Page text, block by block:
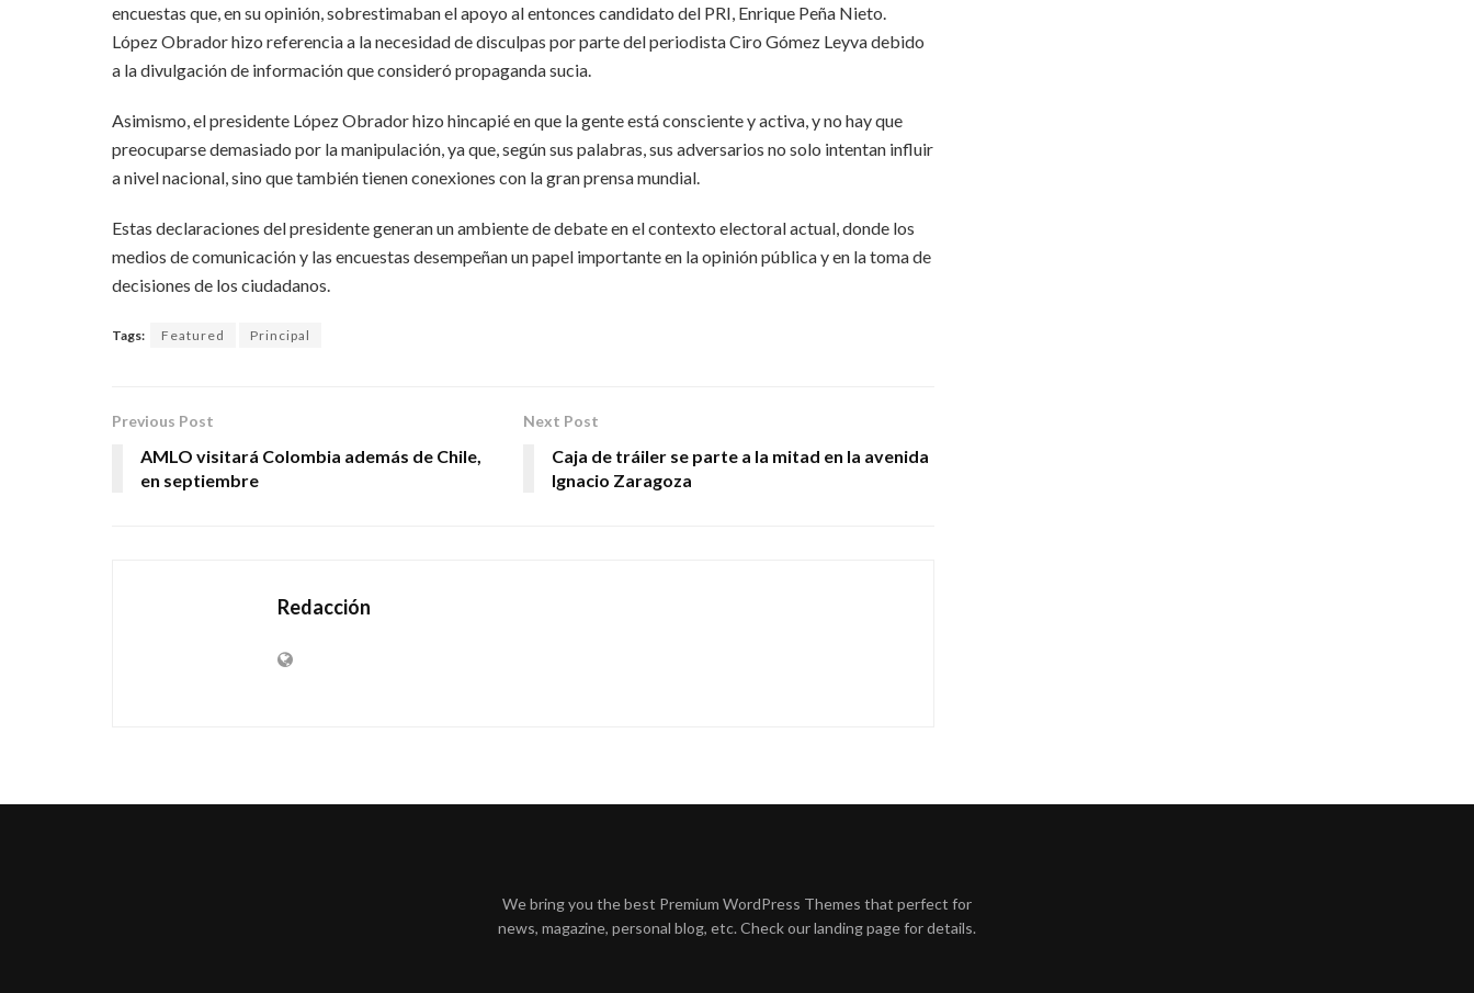
encuestas que, en su opinión, sobrestimaban el apoyo al entonces candidato del PRI, Enrique Peña Nieto.
López Obrador hizo referencia a la necesidad de disculpas por parte del periodista Ciro Gómez Leyva debido
a la divulgación de información que consideró propaganda sucia.
Asimismo, el presidente López Obrador hizo hincapié en que la gente está consciente y activa, y no hay que
preocuparse demasiado por la manipulación, ya que, según sus palabras, sus adversarios no solo intentan influir
a nivel nacional, sino que también tienen conexiones con la gran prensa mundial.
Estas declaraciones del presidente generan un ambiente de debate en el contexto electoral actual, donde los
medios de comunicación y las encuestas desempeñan un papel importante en la opinión pública y en la toma de
decisiones de los ciudadanos.
Tags: Featured Principal
Previous Post
AMLO visitará Colombia además de Chile,
en septiembre
Next Post
Caja de tráiler se parte a la mitad en la avenida
Ignacio Zaragoza
Redacción
We bring you the best Premium WordPress Themes that perfect for
news, magazine, personal blog, etc. Check our landing page for details.